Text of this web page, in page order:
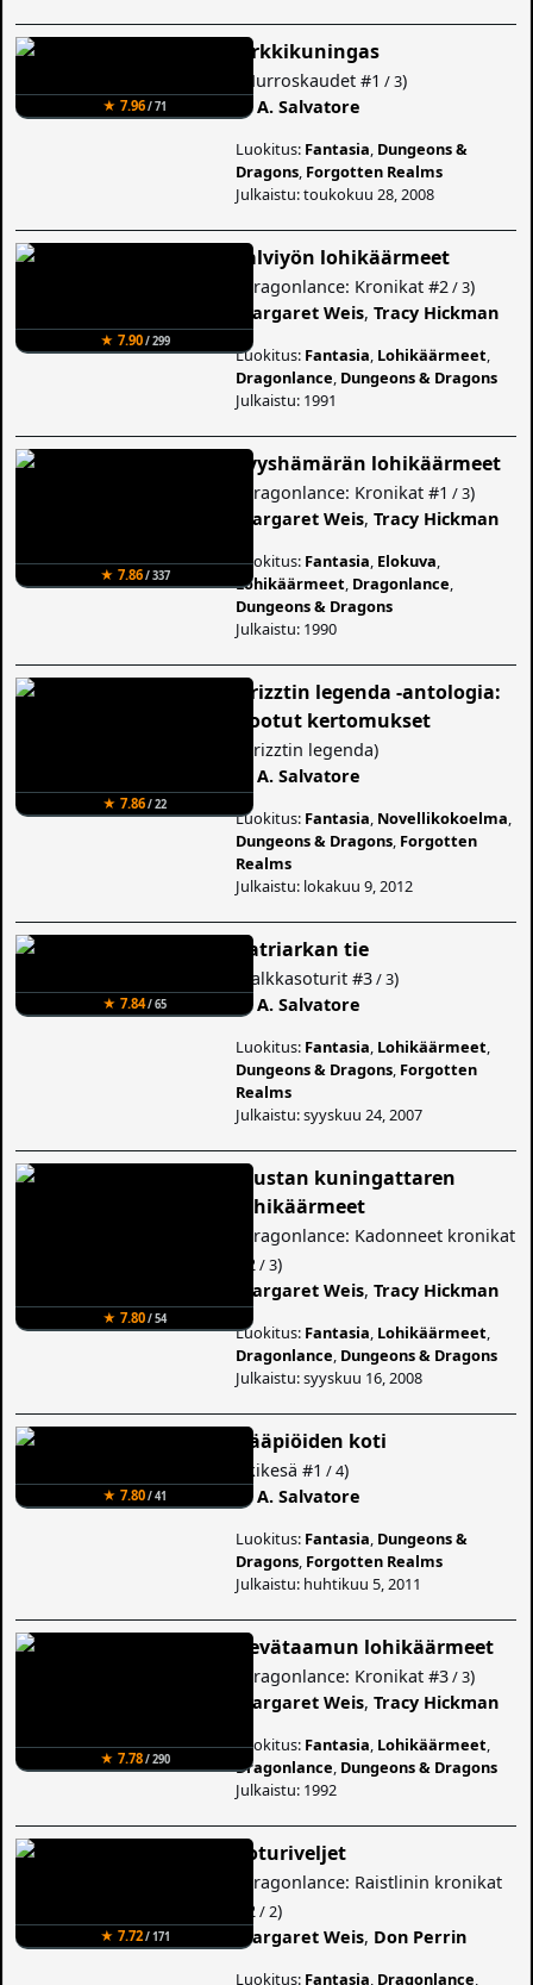
★ 7.96/ 71
Örkkikuningas
Murroskaudet #1 / 3)
R. A. Salvatore
Luokitus: Fantasia Dungeons &
Dragons Forgotten Realms
Julkaistu: toukokuu 28, 2008
★ 7.90/ 299
Talviyön lohikäärmeet
Dragonlance: Kronikat #2 / 3)
Margaret Weis,Tracy Hickman
Luokitus: Fantasia Lohikäärmeet
Dragonlance Dungeons & Dragons
Julkaistu: 1991
★ 7.86/ 337
Syyshämärän lohikäärmeet
Dragonlance: Kronikat #1 / 3)
Margaret Weis,Tracy Hickman
Luokitus: Fantasia Elokuva
Lohikäärmeet Dragonlance
Dungeons & Dragons
Julkaistu: 1990
★ 7.86/ 22
Drizztin legenda -antologia:
Kootut kertomukset
Drizztin legenda)
R. A. Salvatore
Luokitus: Fantasia Novellikokoelma
Dungeons & Dragons Forgotten
Realms
Julkaistu: lokakuu 9, 2012
★ 7.84/ 65
Patriarkan tie
Palkkasoturit #3/ 3)
R. A. Salvatore
Luokitus: Fantasia Lohikäärmeet
Dungeons & Dragons Forgotten
Realms
Julkaistu: syyskuu 24, 2007
★ 7.80/ 54
Mustan kuningattaren
lohikäärmeet
Dragonlance: Kadonneet kronikat
#2 / 3)
Margaret Weis,Tracy Hickman
Luokitus: Fantasia Lohikäärmeet
Dragonlance Dungeons & Dragons
Julkaistu: syyskuu 16, 2008
★ 7.80/ 41
Kääpiöiden koti
Ikikesä #1 / 4)
R. A. Salvatore
Luokitus: Fantasia Dungeons &
Dragons Forgotten Realms
Julkaistu: huhtikuu 5, 2011
★ 7.78/ 290
Kevätaamun lohikäärmeet
Dragonlance: Kronikat #3/ 3)
Margaret Weis,Tracy Hickman
Luokitus: Fantasia Lohikäärmeet
Dragonlance Dungeons & Dragons
Julkaistu: 1992
★ 7.72/ 171
Soturiveljet
Dragonlance: Raistlinin kronikat
#2 / 2)
Margaret Weis, Don Perrin
Luokitus: Fantasia Dragonlance